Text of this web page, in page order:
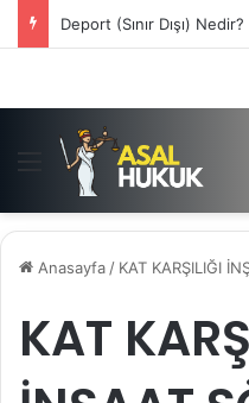
Satış Vaadi Sözleşmesi
Menü
Anasayfa / KAT KARŞILIĞI
KAT